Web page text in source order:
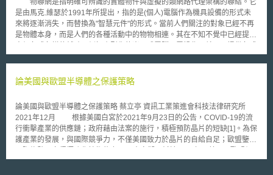
協調義務，即可使用既有行動通訊頻率提供D2D服務，目前Telefonica
UK（VMO2）已率先獲准此項變更（與 Starlink 合作）。未來，Ofcom也能
透過修訂開放頻段拓展適用範圍，目前開放的是1710.1-1715.9 MHz與
1805.1-1810.9 MHz頻段。而為降低衛星與地面通訊共用頻率的干擾風險，
環境極端等地面基地臺建設成本過於高昂的偏遠地區近一步拓展涵蓋，有機
的跨界投資與創新，為衛星通訊服務提供公平競爭的市場環境，進而帶動整
體行動通訊產業的升級。 對民眾而言，D2D 服務的導入更是強化國家通訊
韌性的關鍵，除確保偏遠地區享有基本的語音、簡訊與數據通訊服務，在地
面基地臺因遭遇災害而癱瘓失效時，D2D 服務能發揮關鍵的備援功能，維
持通訊服務的可用性，也為全域連結、地星整合的次世代行動網路（6G）
佈建預先備妥適當的法規環境。
是由馬克.維瑟於1991年所提出，指的是(個人)電腦作為機具設備的形式未
來將逐漸消失，而替換為"智慧元件"的形式。當前人們關注的對象已經不再
是物體本身，而是人們的各種活動中的物物相連。其在不知不覺中已經提供
各樣的輔助。這種微型的電腦，即所謂的穿戴式裝置，可以最大程度地結合
活和工作方式。現代資訊技術幾乎使任何對象無論是家庭日常物品或工廠內
外部世界聯結。 物聯網在居家領域具體將以智慧住宅(Smart Home)形
式呈現。運用智慧聯網技術將能獲得更多的舒適性和安全性、節約能源或提
供適合各年領階層的生活與和起居。現有的解決方案可以透過智慧型手機遠
端控制進行空調、電爐和燈具的使用。未來，洗衣機甚至可以自動尋找最優
論美國與歐盟半導體之保護策略
論美國與歐盟半導體之保護策略 蔡立亭 資訊工業策進會科技法律研究所
2021年12月 根據美國白宮於2021年9月23日的公告，COVID-19的流
行衝擊產業的供應鏈；政府藉由法案的施行，積極預防晶片的短缺[1]。為保
護產業的發展，與國際競爭力，不僅美國致力於晶片的自給自足；歐盟鑒於
進半導體發展的策略，並聚焦於相關的法制與聯盟。 壹、事件摘要 據